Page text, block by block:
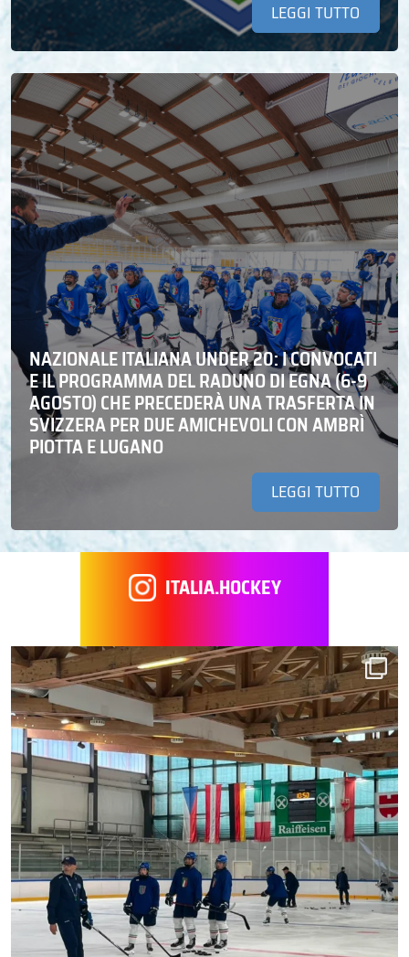
LEGGI TUTTO
NAZIONALE ITALIANA UNDER 20: I CONVOCATI
E IL PROGRAMMA DEL RADUNO DI EGNA (6-9
AGOSTO) CHE PRECEDERÀ UNA TRASFERTA IN
SVIZZERA PER DUE AMICHEVOLI CON AMBRÌ
PIOTTA E LUGANO
LEGGI TUTTO
ITALIA.HOCKEY